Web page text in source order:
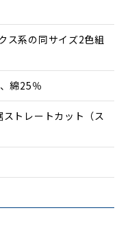
ス系の同サイズ2色組
綿25％
トレートカット（ス